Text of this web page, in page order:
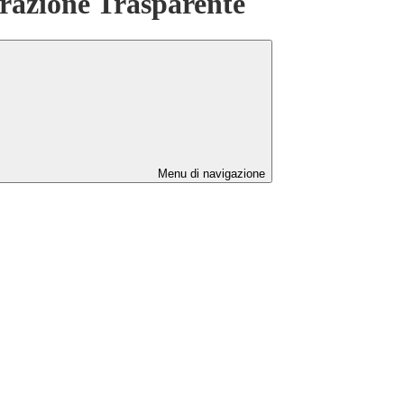
Menu di navigazione